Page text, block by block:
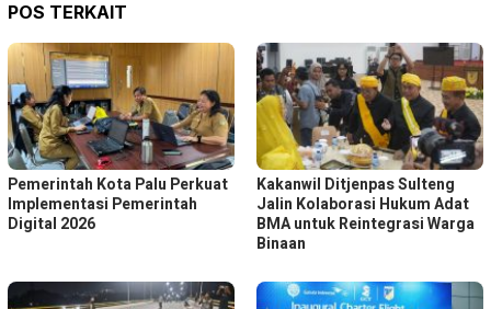
POS TERKAIT
Pemerintah Kota Palu Perkuat
Implementasi Pemerintah
Digital 2026
Kakanwil Ditjenpas Sulteng
Jalin Kolaborasi Hukum Adat
BMA untuk Reintegrasi Warga
Binaan